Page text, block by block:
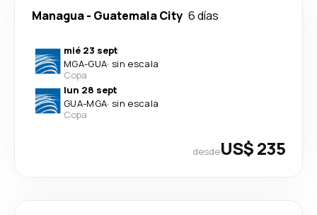
Managua- Guatemala City 6 días
mié 23 sept
MGA-GUA· sin escala
Copa
lun 28 sept
GUA-MGA· sin escala
Copa
desdeUS$ 235